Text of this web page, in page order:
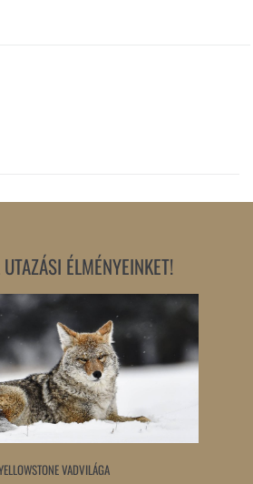
ÉLMÉNYEINKET!
VADVILÁGA